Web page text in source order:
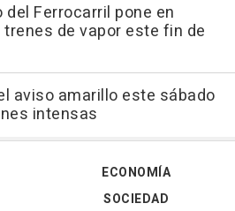
del Ferrocarril pone en
de vapor este fin de
aviso amarillo este sábado
intensas
ECONOMÍA
SOCIEDAD